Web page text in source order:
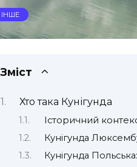
ІНШЕ
Зміст
Хто така Кунігунда
Історичний
Кунігунда
Кунігунда